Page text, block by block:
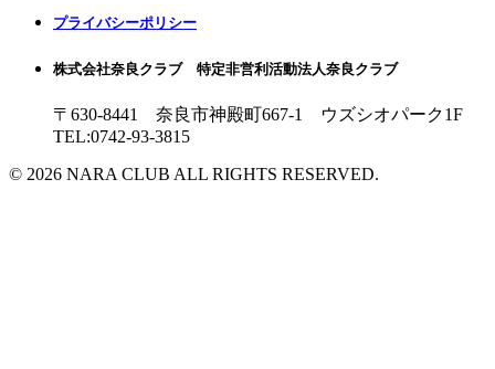
プライバシーポリシー
株式会社奈良クラブ 特定非営利活動法人奈良クラブ
〒630-8441 奈良市神殿町667-1
ウズシオパーク1F
TEL:0742-93-3815
© 2026 NARA CLUB ALL RIGHTS RESERVED.